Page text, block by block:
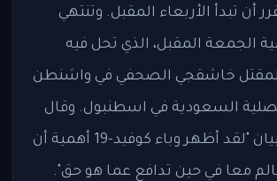
أن تبدأ الأربعاء المقبل. وتنتهي
الجمعة المقبل، الذي تحل فيه
لمقتل خاشقجي الصحفي في واشنطن
السعودية في اسطنبول. وقال
دي بلاسيو في بيان "لقد أظهر وباء كوفيد-19 أهمية أن
معا في حين تدافع عما هو حق".